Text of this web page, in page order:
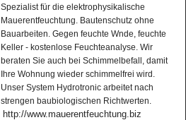
Spezialist für die elektrophysikalische
Mauerentfeuchtung. Bautenschutz ohne
Bauarbeiten. Gegen feuchte Wnde, feuchte
Keller - kostenlose Feuchteanalyse. Wir
beraten Sie auch bei Schimmelbefall, damit
Ihre Wohnung wieder schimmelfrei wird.
Unser System Hydrotronic arbeitet nach
strengen baubiologischen Richtwerten.
http://www.mauerentfeuchtung.biz